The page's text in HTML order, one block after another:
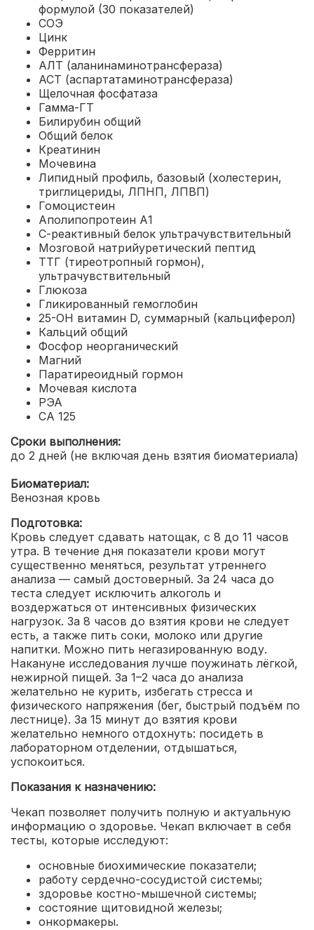
формулой (30 показателей)
СОЭ
Цинк
Ферритин
АЛТ (аланинаминотрансфераза)
АСТ (аспартатаминотрансфераза)
Щелочная фосфатаза
Гамма-ГТ
Билирубин общий
Общий белок
Креатинин
Мочевина
Липидный профиль, базовый (холестерин,
триглицериды, ЛПНП, ЛПВП)
Гомоцистеин
Аполипопротеин А1
С-реактивный белок ультрачувствительный
Мозговой натрийуретический пептид
ТТГ (тиреотропный гормон),
ультрачувствительный
Глюкоза
Гликированный гемоглобин
25-ОН витамин D, суммарный (кальциферол)
Кальций общий
Фосфор неорганический
Магний
Паратиреоидный гормон
Мочевая кислота
РЭА
СА 125
Сроки выполнения:
до 2 дней (не включая день взятия биоматериала)
Биоматериал:
Венозная кровь
Подготовка:
Кровь следует сдавать натощак, с 8 до 11 часов
утра. В течение дня показатели крови могут
существенно меняться, результат утреннего
анализа — самый достоверный. За 24 часа до
теста следует исключить алкоголь и
воздержаться от интенсивных физических
нагрузок. За 8 часов до взятия крови не следует
есть, а также пить соки, молоко или другие
напитки. Можно пить негазированную воду.
Накануне исследования лучше поужинать лёгкой,
нежирной пищей. За 1–2 часа до анализа
желательно не курить, избегать стресса и
физического напряжения (бег, быстрый подъём по
лестнице). За 15 минут до взятия крови
желательно немного отдохнуть: посидеть в
лабораторном отделении, отдышаться,
успокоиться.
Показания к назначению:
Чекап позволяет получить полную и актуальную
информацию о здоровье. Чекап включает в себя
тесты, которые исследуют:
основные биохимические показатели;
работу сердечно-сосудистой системы;
здоровье костно-мышечной системы;
состояние щитовидной железы;
онкормакеры.